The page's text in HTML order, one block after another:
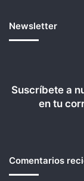
Newsletter
Suscríbete a
en tu
Comentarios